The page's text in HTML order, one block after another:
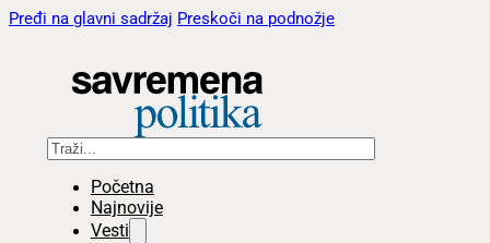
Pređi na glavni sadržaj Preskoči na podnožje
Pretraga
Početna
Najnovije
Vesti